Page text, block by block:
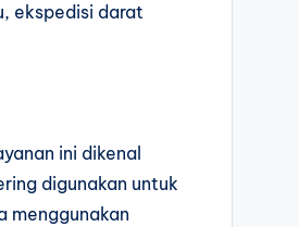
ekspedisi darat
ini dikenal
digunakan untuk
menggunakan